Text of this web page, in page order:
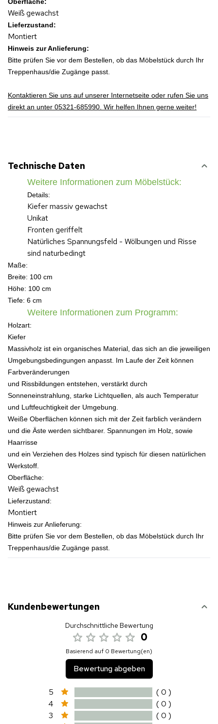
Weiß gewachst
Lieferzustand:
Montiert
Hinweis zur Anlieferung:
Bitte prüfen Sie vor dem Bestellen, ob das Möbelstück durch Ihr
Treppenhaus/die Zugänge passt.
Kontaktieren Sie uns auf unserer Internetseite oder rufen Sie uns
direkt an unter 05321-685990. Wir helfen Ihnen gerne weiter!
Technische Daten
Weitere Informationen zum Möbelstück:
Details:
Kiefer massiv gewachst
Unikat
Fronten geriffelt
Natürliches Spannungsfeld - Wölbungen und Risse
sind naturbedingt
Maße:
Breite: 100 cm
Höhe: 100 cm
Tiefe: 6 cm
Weitere Informationen zum Programm:
Holzart:
Kiefer
Massivholz ist ein organisches Material, das sich an die jeweiligen
Umgebungsbedingungen anpasst. Im Laufe der Zeit können
Farbveränderungen
und Rissbildungen entstehen, verstärkt durch
Sonneneinstrahlung, starke Lichtquellen, als auch Temperatur
und Luftfeuchtigkeit der Umgebung.
Weiße Oberflächen können sich mit der Zeit farblich verändern
und die Äste werden sichtbarer. Spannungen im Holz, sowie
Haarrisse
und ein Verziehen des Holzes sind typisch für diesen natürlichen
Werkstoff.
Oberfläche:
Weiß gewachst
Lieferzustand:
Montiert
Hinweis zur Anlieferung:
Bitte prüfen Sie vor dem Bestellen, ob das Möbelstück durch Ihr
Treppenhaus/die Zugänge passt.
Kundenbewertungen
Durchschnittliche Bewertung
0
Basierend auf 0 Bewertung(en)
Bewertung abgeben
5
( 0 )
4
( 0 )
3
( 0 )